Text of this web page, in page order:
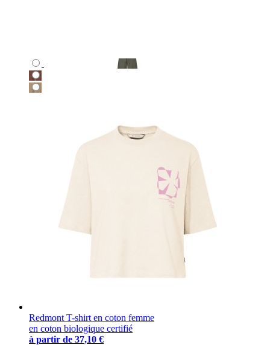
Redmont T-shirt en coton femme
en coton biologique certifié
à partir de 37,10 €